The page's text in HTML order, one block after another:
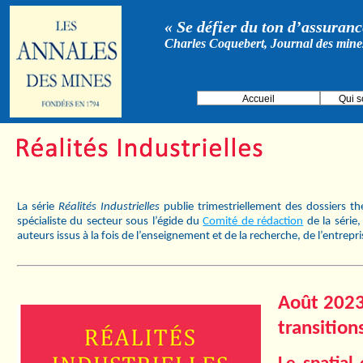
« Se défier du ton
Charles Coquebert, Journal des
Accueil Qui
La série Réalités Industrielles publie trimestriellement des dossiers
spécialiste du secteur sous l’égide duComité de rédaction de la
auteurs issus à la fois de l’enseignement et de la recherche, de
Août